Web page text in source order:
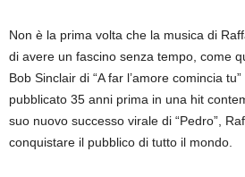
Non è la prima volta che la musica di
di avere un fascino senza tempo, come
Bob Sinclair di “A far l’amore comincia
pubblicato 35 anni prima in una hit
suo nuovo successo virale di “Pedro”,
conquistare il pubblico di tutto il mondo.